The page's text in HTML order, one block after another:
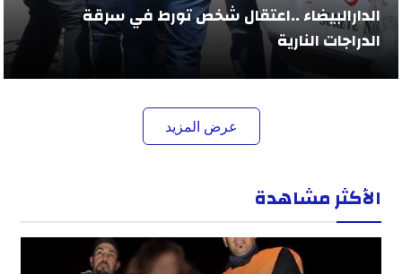
الدارالبيضاء ..اعتقال شخص تورط في سرقة
الدراجات النارية
عرض المزيد
الأكثر مشاهدة